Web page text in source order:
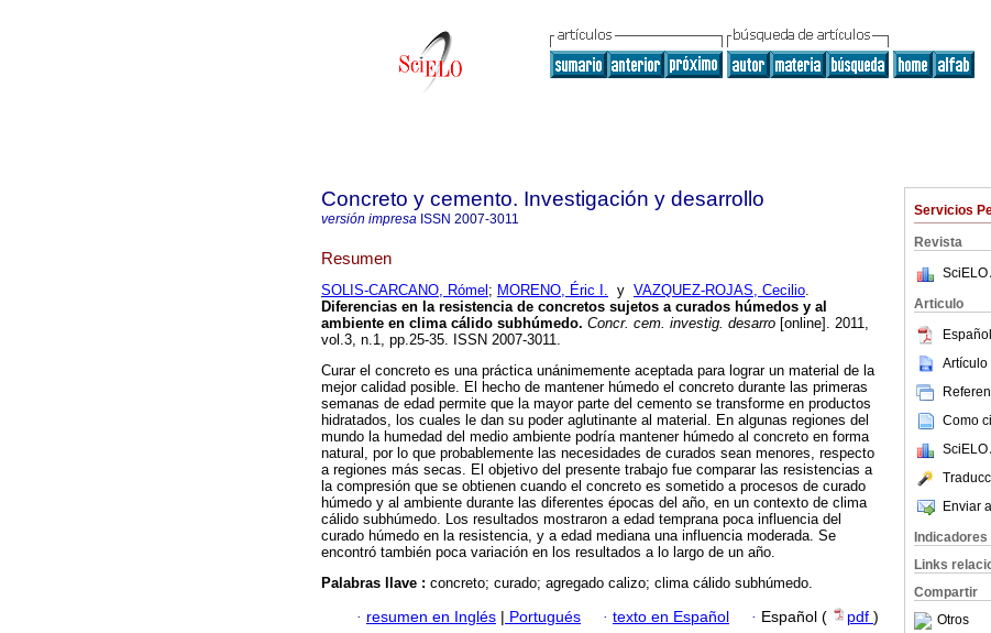
Servicios
Revista
SciELO
Articulo
Artículo
Como
SciELO
Enviar
Indicadores
Links
Compartir
Otros
Concreto y cemento. Investigación y desarrollo
versión impresa ISSN 2007-3011
Resumen
SOLIS-CARCANO, Rómel ; MORENO, Éric I. y VAZQUEZ-ROJAS, Cecilio.
Diferencias en la resistencia de concretos sujetos a curados húmedos y al
ambiente en clima cálido subhúmedo. Concr. cem. investig. desarro [online]. 2011,
vol.3, n.1, pp.25-35. ISSN 2007-3011.
Curar el concreto es una práctica unánimemente aceptada para lograr un material de la
mejor calidad posible. El hecho de mantener húmedo el concreto durante las primeras
semanas de edad permite que la mayor parte del cemento se transforme en productos
hidratados, los cuales le dan su poder aglutinante al material. En algunas regiones del
mundo la humedad del medio ambiente podría mantener húmedo al concreto en forma
natural, por lo que probablemente las necesidades de curados sean menores, respecto
a regiones más secas. El objetivo del presente trabajo fue comparar las resistencias a
la compresión que se obtienen cuando el concreto es sometido a procesos de curado
húmedo y al ambiente durante las diferentes épocas del año, en un contexto de clima
cálido subhúmedo. Los resultados mostraron a edad temprana poca influencia del
curado húmedo en la resistencia, y a edad mediana una influencia moderada. Se
encontró también poca variación en los resultados a lo largo de un año.
Palabras llave : concreto; curado; agregado calizo; clima cálido subhúmedo.
· resumen en Inglés | Portugués · texto en Español · Español ( pdf )